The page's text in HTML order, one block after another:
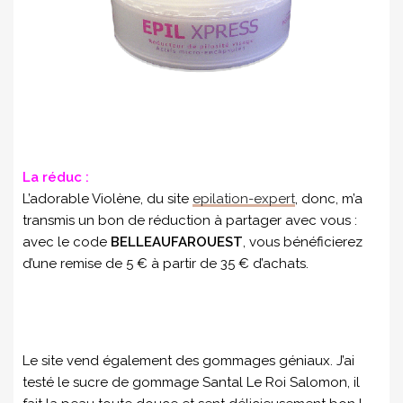
La réduc :
L’adorable Violène, du site epilation-expert, donc, m’a
transmis un bon de réduction à partager avec vous :
avec le code BELLEAUFAROUEST, vous bénéficierez
d’une remise de 5 € à partir de 35 € d’achats.
Le site vend également des gommages géniaux. J’ai
testé le sucre de gommage Santal Le Roi Salomon, il